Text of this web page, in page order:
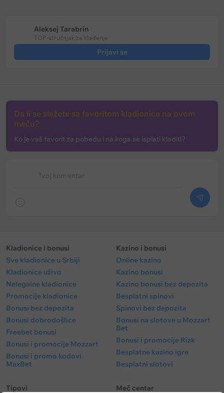
Aleksej Tarabrin
TOP-stručnjak za klađenje
Prijavi se
Tvoj komentar
Da li se slažete sa favoritom kladionica na ovom
meču?
Ko je vaš favorit za pobedu i na koga se isplati kladiti?
Kladionice i bonusi
Sve kladionice u Srbiji
Kladionice uživo
Nelegalne kladionice
Promocije kladionice
Bonusi bez depozita
Bonusi dobrodošlice
Freebet bonusi
Bonusi i promocije Mozzart
Bonusi i promo kodovi
MaxBet
Kazino i bonusi
Online kazino
Kazino bonusi
Kazino bonusi bez depozita
Besplatni spinovi
Spinovi bez depozita
Bonusi na slotove u Mozzart
Bet
Bonusi i promocije Rizk
Besplatne kazino igre
Besplatni slotovi
Tipovi
Meč centar